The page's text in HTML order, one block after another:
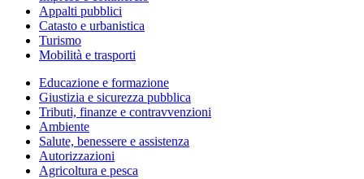
Appalti pubblici
Catasto e urbanistica
Turismo
Mobilità e trasporti
Educazione e formazione
Giustizia e sicurezza pubblica
Tributi, finanze e contravvenzioni
Ambiente
Salute, benessere e assistenza
Autorizzazioni
Agricoltura e pesca